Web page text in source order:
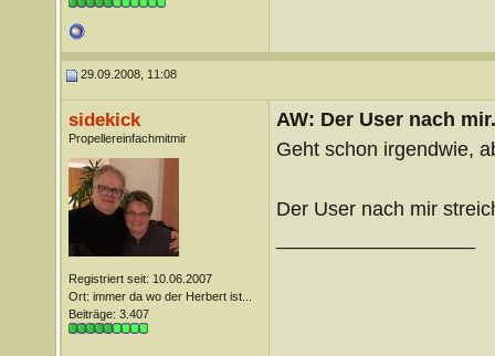
29.09.2008, 11:08
sidekick
Propellereinfachmitmir
Registriert seit: 10.06.2007
Ort: immer da wo der Herbert ist...
Beiträge: 3.407
AW: Der User nach
Geht schon irgendwie,
Der User nach mir